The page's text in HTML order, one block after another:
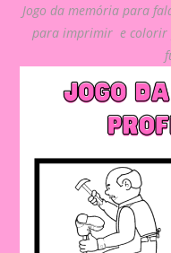
Jogo da memória para
para imprimir e colorir